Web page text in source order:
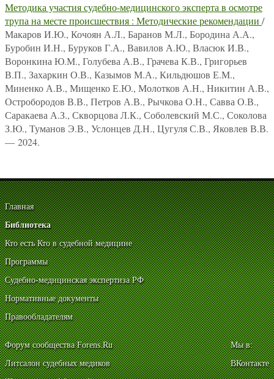
Методика участия судебно-медицинского эксперта в осмотре
трупа на месте происшествия : Методические рекомендации /
Макаров И.Ю., Кочоян А.Л., Баранов М.Л., Бородина А.А.,
Буробин И.Н., Буруков Г.А., Вавилов А.Ю., Власюк И.В.,
Воронкина Ю.М., Голубева А.В., Грачева К.В., Григорьев
В.П., Захаркин О.В., Казымов М.А., Кильдюшов Е.М.,
Миненко А.В., Мищенко Е.Ю., Молотков А.Н., Никитин А.В.,
Остробородов В.В., Петров А.В., Рычкова О.Н., Савва О.В.,
Саракаева А.З., Скворцова Л.К., Соболевский М.С., Соколова
З.Ю., Туманов Э.В., Услонцев Д.Н., Цугуля С.В., Яковлев В.В.
— 2024.
Главная
Библиотека
Кто есть Кто в судебной медицине
Программы
Судебно-медицинская экспертиза РФ
Нормативные документы
Правообладателям
Форум сообщества Forens.Ru
Литсалон судебных медиков
Мы в:
ВКонтакте